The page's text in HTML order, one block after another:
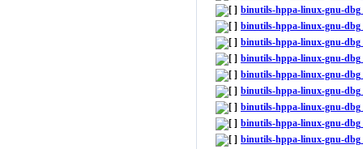
binutils-hppa-linux-gnu-
binutils-hppa-linux-gnu-
binutils-hppa-linux-gnu-
binutils-hppa-linux-gnu-
binutils-hppa-linux-gnu-
binutils-hppa-linux-gnu-
binutils-hppa-linux-gnu-
binutils-hppa-linux-gnu-
binutils-hppa-linux-gnu-